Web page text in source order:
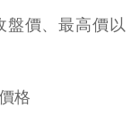
盤價、最高價以
格